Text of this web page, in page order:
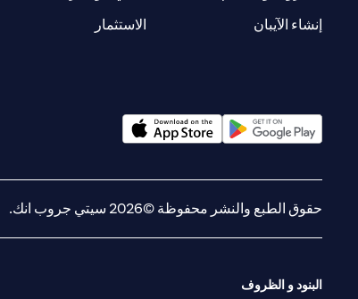
إنشاء الآيبان
الاستثمار
حقوق الطبع والنشر محفوظة ©2026 سيتي جروب انك.
البنود و الظروف